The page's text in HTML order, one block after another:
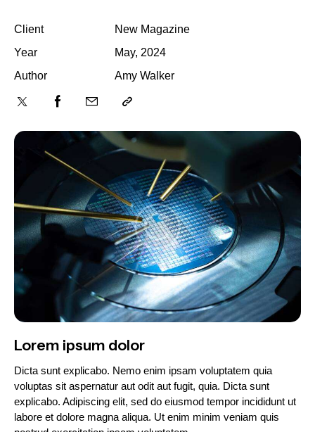
Client
New Magazine
Year
May, 2024
Author
Amy Walker
Lorem ipsum dolor
Dicta sunt explicabo. Nemo enim ipsam voluptatem quia
voluptas sit aspernatur aut odit aut fugit, quia. Dicta sunt
explicabo. Adipiscing elit, sed do eiusmod tempor incididunt ut
labore et dolore magna aliqua. Ut enim minim veniam quis